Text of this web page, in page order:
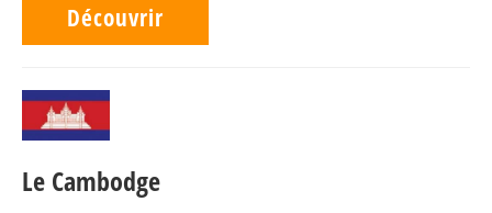
Découvrir
Le Cambodge